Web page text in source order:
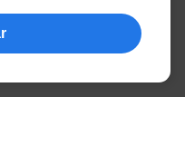
U V W X
de cifras e letras